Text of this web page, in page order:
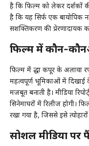
है कि फिल्म को लेकर दर्शकों
है कि यह सिर्फ एक बायोपिक
सशक्तिकरण की प्रेरणादायक
फिल्म में कौन-
फिल्म में श्रद्धा कपूर के अलावा
महत्वपूर्ण भूमिकाओं में दिखाई
मजबूत बनाती है। मीडिया
सिनेमाघरों में रिलीज होगी।
रखा गया है, जिससे इसे
सोशल मीडिया